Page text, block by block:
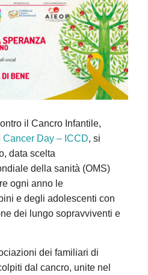
il Cancro Infantile,
Cancer Day – ICCD, si
data scelta
della sanità (OMS)
ogni anno le
e degli adolescenti con
dei lungo sopravviventi e
dei familiari di
dal cancro, unite nel